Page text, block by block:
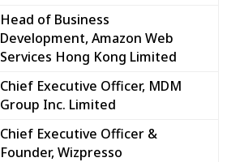
Head of Business
Development, Amazon Web
Services Hong Kong Limited
Chief Executive Officer, MDM
Group Inc. Limited
Chief Executive Officer &
Founder, Wizpresso